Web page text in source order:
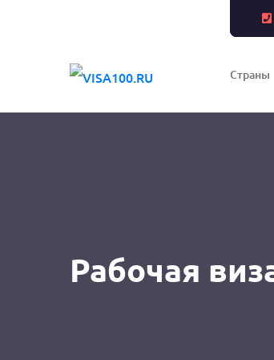
Страны
Рабочая